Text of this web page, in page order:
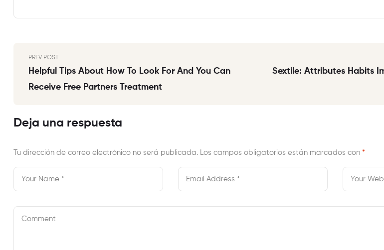
PREV POST
Helpful Tips About How To Look For And You Can
Receive Free Partners Treatment
Sextile: Attributes Habits
Deja una respuesta
Tu dirección de correo electrónico no será publicada. Los campos obligatorios están marcados con *